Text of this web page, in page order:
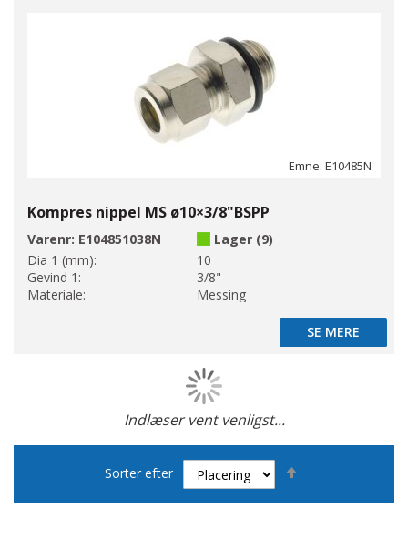
Emne: E10485N
Kompres nippel MS ø10×3/8"BSPP
Varenr: E104851038N
Lager (9)
Dia 1 (mm):
10
Gevind 1:
3/8"
Materiale:
Messing
SE MERE
SE MERE
Indlæser vent venligst...
Sorter efter